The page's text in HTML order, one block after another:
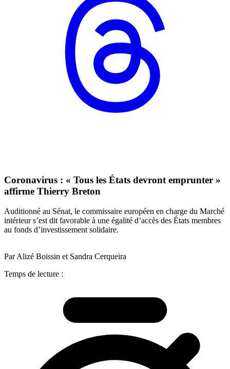
Coronavirus : « Tous les États devront emprunter »
affirme Thierry Breton
Auditionné au Sénat, le commissaire européen en charge du Marché
intérieur s’est dit favorable à une égalité d’accès des États membres
au fonds d’investissement solidaire.
Par Alizé Boissin et Sandra Cerqueira
Temps de lecture :